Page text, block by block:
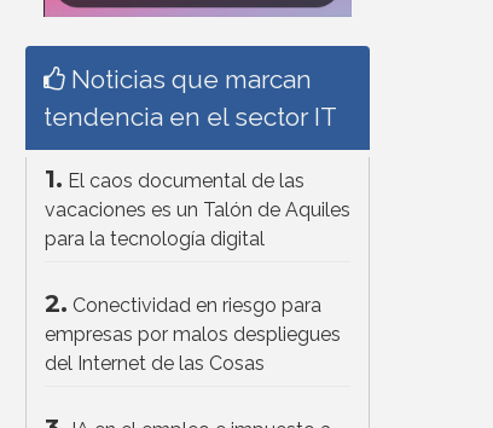
Noticias que marcan
tendencia en el sector IT
1. El caos documental de las
vacaciones es un Talón de Aquiles
para la tecnología digital
2. Conectividad en riesgo para
empresas por malos despliegues
del Internet de las Cosas